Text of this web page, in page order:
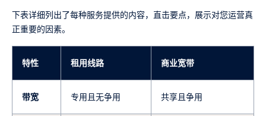
下表详细列出了每种服务提供的内容，直击要点，展示对您运营真
正重要的因素。
特性 租用线路 商业宽带
带宽 专用且无争用 共享且争用